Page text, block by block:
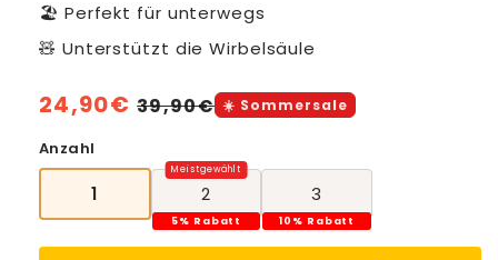
🏖️ Perfekt für unterwegs
🧸 Unterstützt die Wirbelsäule
Normaler
Preis
24,90€ Verkaufspreis
39,90€ ☀️ Sommersale
Anzahl
1 2
5% Rabatt
3
10% Rabatt